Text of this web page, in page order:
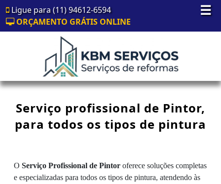
☰
Ligue para (11) 94612-6594
ORÇAMENTO GRÁTIS ONLINE
Serviço profissional de Pintor,
para todos os tipos de pintura
O Serviço Profissional de Pintor oferece soluções completas
e especializadas para todos os tipos de pintura, atendendo às